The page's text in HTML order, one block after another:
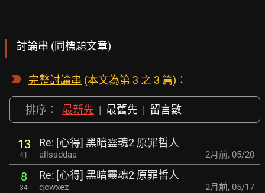
討論串 (同標題文章)
完整討論串 (本文為第 3 之 3 篇)：
排序： 最新先 | 最舊先 | 留言數
13
41
Re: [心得] 黑暗靈魂2 原罪哲人
allssddaa 2月前, 05/20
8
34
Re: [心得] 黑暗靈魂2 原罪哲人
qcwxez 2月前, 05/17